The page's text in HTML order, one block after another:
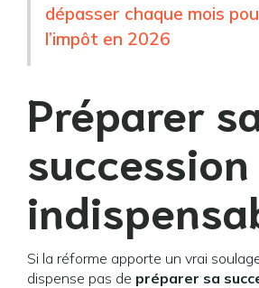
dépasser chaque mois
l’impôt en 2026
Préparer
Si la réforme apporte un vrai
dispense pas de préparer sa